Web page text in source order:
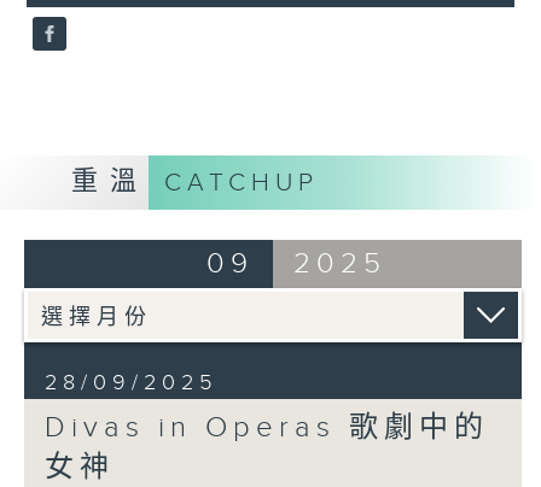
重溫 CATCHUP
09 2025
28/09/2025
Divas in Operas 歌劇中的
女神